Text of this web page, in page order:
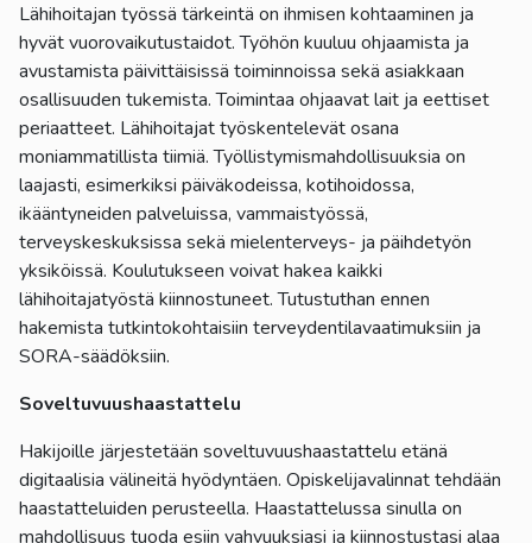
Lähihoitajan työssä tärkeintä on ihmisen kohtaaminen ja
hyvät vuorovaikutustaidot. Työhön kuuluu ohjaamista ja
avustamista päivittäisissä toiminnoissa sekä asiakkaan
osallisuuden tukemista. Toimintaa ohjaavat lait ja eettiset
periaatteet. Lähihoitajat työskentelevät osana
moniammatillista tiimiä. Työllistymismahdollisuuksia on
laajasti, esimerkiksi päiväkodeissa, kotihoidossa,
ikääntyneiden palveluissa, vammaistyössä,
terveyskeskuksissa sekä mielenterveys- ja päihdetyön
yksiköissä. Koulutukseen voivat hakea kaikki
lähihoitajatyöstä kiinnostuneet. Tutustuthan ennen
hakemista tutkintokohtaisiin terveydentilavaatimuksiin ja
SORA-säädöksiin.
Soveltuvuushaastattelu
Hakijoille järjestetään soveltuvuushaastattelu etänä
digitaalisia välineitä hyödyntäen. Opiskelijavalinnat tehdään
haastatteluiden perusteella. Haastattelussa sinulla on
mahdollisuus tuoda esiin vahvuuksiasi ja kiinnostustasi alaa